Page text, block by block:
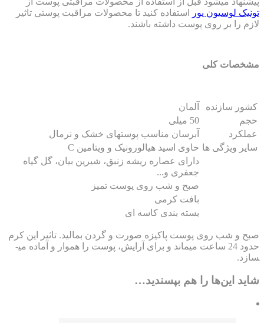
لوسیون یور استفاده کنید تا محصولات مراقبت پوستی تاثیر
را بر روی پوست داشته باشند.
کلی
سازنده
آلمان
آبرسان مناسب پوستهای خشک و نرمال
ویژگی ها
حاوی اسید هیالورونیک و ویتامین C
دارای عصاره ریشه زنبق، شیرین بیان، گل گیاه
جعفری و...
صبح و شب روی پوست تمیز
بافت کرمی
بسته بندی کاسه ای
و شب روی پوست پاکیزه صورت و گردن بمالید. تاثیر این کرم
حدود 24 ساعت می­ماند و برای آرایش، پوست را هموار و آماده می­
این‌ها را هم بپسندید…